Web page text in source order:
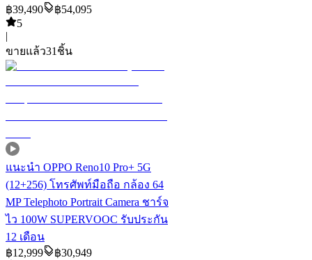
฿39,490 ฿54,095
5
|
ขายแล้ว31 ชิ้น
แนะนำ OPPO Reno10 Pro+ 5G
(12+256) โทรศัพท์มือถือ กล้อง 64
MP Telephoto Portrait Camera ชาร์จ
ไว 100W SUPERVOOC รับประกัน
12 เดือน
฿12,999 ฿30,949